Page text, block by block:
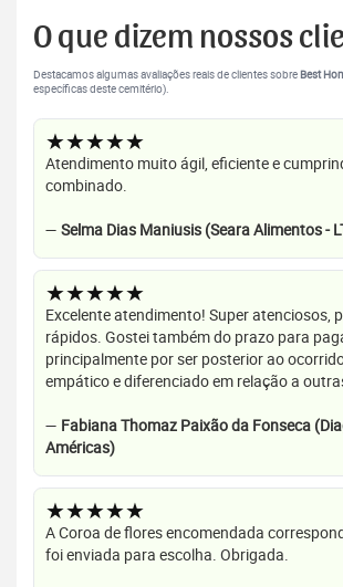
O que dizem nossos
Destacamos algumas avaliações reais de clientes sobre Best
específicas deste cemitério).
★★★★★
Atendimento muito ágil, eficiente e
combinado.
— Selma Dias Maniusis (Seara Alimentos -
★★★★★
Excelente atendimento! Super atenciosos,
rápidos. Gostei também do prazo para
principalmente por ser posterior ao
empático e diferenciado em relação a
— Fabiana Thomaz Paixão da Fonseca
Américas)
★★★★★
A Coroa de flores encomendada
foi enviada para escolha. Obrigada.